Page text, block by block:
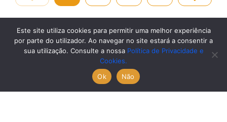
Este site utiliza cookies para permitir uma melhor experiência
por parte do utilizador. Ao navegar no site estará a consentir a
sua utilização. Consulte a nossa Política de Privacidade e
Cookies.
Ok
Não